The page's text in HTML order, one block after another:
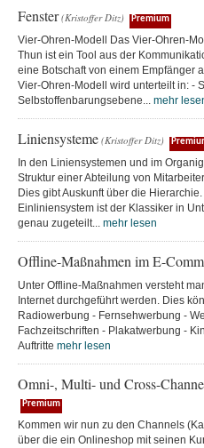
Fenster (Kristoffer Ditz) Premium
Vier-Ohren-Modell Das Vier-Ohren-
Thun ist ein Tool aus der
eine Botschaft von einem Empfänger
Vier-Ohren-Modell wird unterteilt in: -
Selbstoffenbarungsebene... mehr
Liniensysteme (Kristoffer Ditz)
In den Liniensystemen und im
Struktur einer Abteilung von
Dies gibt Auskunft über die
Einliniensystem ist der Klassiker in
genau zugeteilt... mehr lesen
Offline-Maßnahmen im E-
Unter Offline-Maßnahmen versteht
Internet durchgeführt werden. Dies
Radiowerbung - Fernsehwerbung -
Fachzeitschriften - Plakatwerbung -
Auftritte mehr lesen
Omni-, Multi- und Cross-
Premium
Kommen wir nun zu den Channels
über die ein Onlineshop mit seinen